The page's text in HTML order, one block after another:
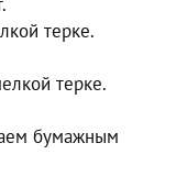
терке.
терке.
бумажным